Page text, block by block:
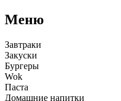
Меню
Завтраки
Закуски
Бургеры
Wok
Паста
Домашние напитки